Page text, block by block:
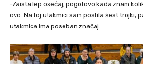
-Zaista lep osećaj, pogotovo kada znam
ovo. Na toj utakmici sam postila šest trojki,
utakmica ima poseban značaj.